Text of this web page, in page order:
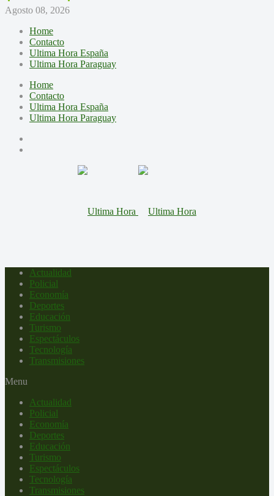
Agosto 08, 2026
Home
Contacto
Ultima Hora España
Ultima Hora Paraguay
Home
Contacto
Ultima Hora España
Ultima Hora Paraguay
Actualidad
Policial
Economía
Deportes
Educación
Turismo
Espectáculos
Tecnología
Transmisiones
Menu
Actualidad
Policial
Economía
Deportes
Educación
Turismo
Espectáculos
Tecnología
Transmisiones